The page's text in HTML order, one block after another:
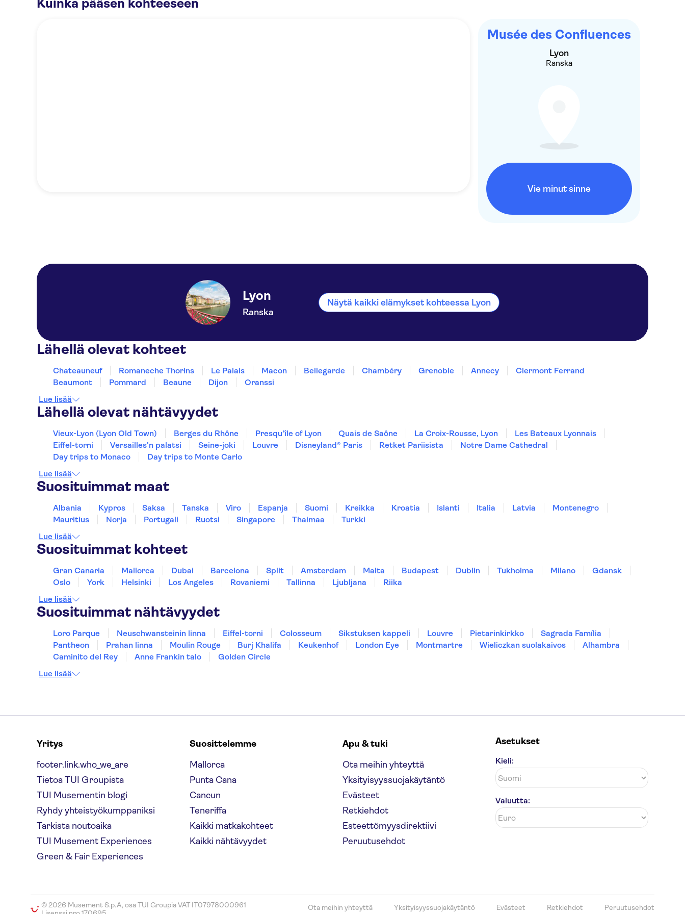
Kuinka pääsen kohteeseen
Musée des Confluences
Lyon
Ranska
Vie minut sinne
Lyon
Ranska
Näytä kaikki elämykset kohteessa Lyon
Lähellä olevat kohteet
Chateauneuf Romaneche Thorins Le Palais Macon Bellegarde Chambéry Grenoble Annecy
Clermont Ferrand
Beaumont
Pommard Beaune Dijon
Oranssi
Lue lisää
Lähellä olevat nähtävyydet
Vieux-Lyon (Lyon Old Town) Berges du Rhône Presqu'île of Lyon Quais de Saône La Croix-Rousse, Lyon
Les Bateaux Lyonnais
Eiffel-torni
Versailles'n palatsi Seine-joki Louvre Disneyland® Paris Retket Pariisista
Notre Dame Cathedral
Day trips to Monaco
Day trips to Monte Carlo
Lue lisää
Suosituimmat maat
Albania Kypros Saksa Tanska Viro Espanja Suomi Kreikka Kroatia Islanti Italia Latvia
Montenegro
Mauritius
Norja Portugali Ruotsi Singapore Thaimaa
Turkki
Lue lisää
Suosituimmat kohteet
Gran Canaria Mallorca Dubai Barcelona Split Amsterdam Malta Budapest Dublin Tukholma Milano
Gdansk
Oslo
York Helsinki Los Angeles Rovaniemi Tallinna Ljubljana
Riika
Lue lisää
Suosituimmat nähtävyydet
Loro Parque Neuschwansteinin linna Eiffel-torni Colosseum Sikstuksen kappeli Louvre Pietarinkirkko
Sagrada Família
Pantheon
Prahan linna Moulin Rouge Burj Khalifa Keukenhof London Eye Montmartre Wieliczkan suolakaivos
Alhambra
Caminito del Rey
Anne Frankin talo
Golden Circle
Lue lisää
Yritys
footer.link.who_we_are
Tietoa TUI Groupista
TUI Musementin blogi
Ryhdy yhteistyökumppaniksi
Tarkista noutoaika
TUI Musement Experiences
Green & Fair Experiences
Suosittelemme
Mallorca
Punta Cana
Cancun
Teneriffa
Kaikki matkakohteet
Kaikki nähtävyydet
Apu & tuki
Ota meihin yhteyttä
Yksityisyyssuojakäytäntö
Evästeet
Retkiehdot
Esteettömyysdirektiivi
Peruutusehdot
Asetukset
Kieli:
Valuutta:
© 2026 Musement S.p.A, osa TUI Groupia VAT IT07978000961
Ota meihin yhteyttä Yksityisyyssuojakäytäntö Evästeet Retkiehdot Peruutusehdot